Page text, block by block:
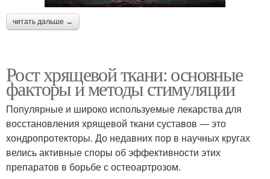
читать дальше →
Рост хрящевой ткани: основные
факторы и методы стимуляции
Популярные и широко используемые лекарства для
восстановления хрящевой ткани суставов — это
хондропротекторы. До недавних пор в научных кругах
велись активные споры об эффективности этих
препаратов в борьбе с остеоартрозом.